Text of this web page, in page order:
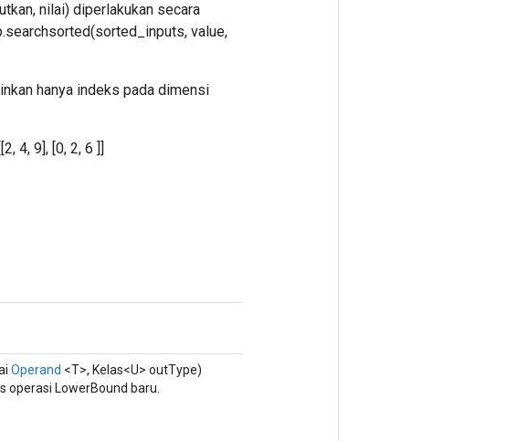
nilai) diperlakukan secara
value,
hanya indeks pada dimensi
4, 9], [0, 2, 6 ]]
Operand <T>, Kelas<U> outType)
LowerBound baru.